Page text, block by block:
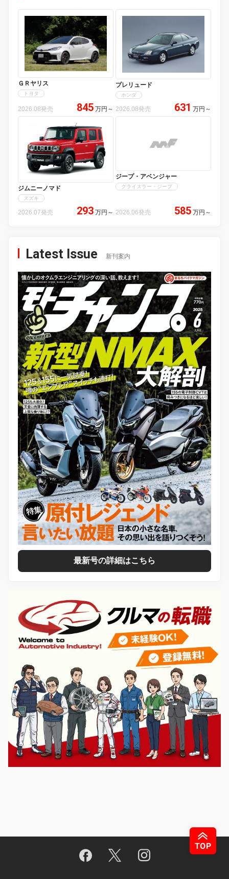
ＧＲヤリス
トヨタ
2026.08発売 845 万円 ～
プレリュード
ホンダ
2026.08発売 631 万円 ～
ジムニーノマド
スズキ
2026.07発売 293 万円 ～
ジープ・アベンジャー
クライスラー・ジープ
2026.06発売 585 万円 ～
Latest Issue 新刊案内
最新号の詳細はこちら